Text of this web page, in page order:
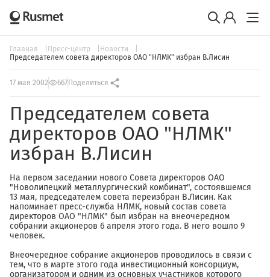
Главная Пресс-центр
Новости
Председателем совета директоров ОАО "НЛМК" избран В.Лисин
17 мая 2002 667 Поделиться
Председателем совета
директоров ОАО "НЛМК"
избран В.Лисин
На первом заседании нового Совета директоров ОАО
"Новолипецкий металлургический комбинат", состоявшемся
13 мая, председателем совета переизбран В.Лисин. Как
напоминает пресс-служба НЛМК, новый состав совета
директоров ОАО "НЛМК" был избран на внеочередном
собрании акционеров 6 апреля этого года. В него вошло 9
человек.
Внеочередное собрание акционеров проводилось в связи с
тем, что в марте этого года инвестиционный консорциум,
организатором и одним из основных участников которого